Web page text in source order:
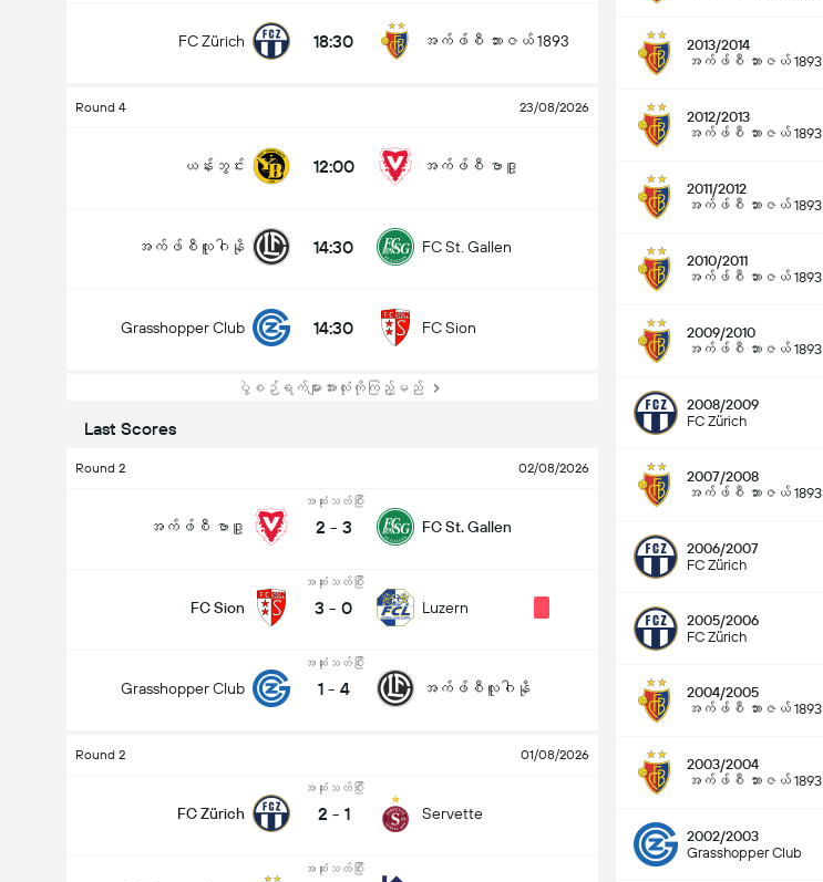
FC Zürich 18:30 အက်ဖ်စီ ဘားဇယ် 1893
Round 4 23/08/2026
ယန်းဘွင်း 12:00 အက်ဖ်စီ ဗာဒူ့
အက်ဖ်စီလူဂါနို 14:30 FC St. Gallen
Grasshopper Club 14:30 FC Sion
ပွဲစဉ်ရက်များအားလုံးကိုကြည့်မည်
Last Scores
Round 2 02/08/2026
အက်ဖ်စီ ဗာဒူ့
အဆုံးသတ်ပြီး
2 - 3 FC St. Gallen
FC Sion
အဆုံးသတ်ပြီး
3 - 0 Luzern
Grasshopper Club
အဆုံးသတ်ပြီး
1 - 4 အက်ဖ်စီလူဂါနို
Round 2 01/08/2026
FC Zürich
အဆုံးသတ်ပြီး
2 - 1 Servette
အဆုံးသတ်ပြီး
2013/2014
အက်ဖ်စီ ဘားဇယ် 1893
2012/2013
အက်ဖ်စီ ဘားဇယ် 1893
2011/2012
အက်ဖ်စီ ဘားဇယ် 1893
2010/2011
အက်ဖ်စီ ဘားဇယ် 1893
2009/2010
အက်ဖ်စီ ဘားဇယ် 1893
2008/2009
FC Zürich
2007/2008
အက်ဖ်စီ ဘားဇယ် 1893
2006/2007
FC Zürich
2005/2006
FC Zürich
2004/2005
အက်ဖ်စီ ဘားဇယ် 1893
2003/2004
အက်ဖ်စီ ဘားဇယ် 1893
2002/2003
Grasshopper Club